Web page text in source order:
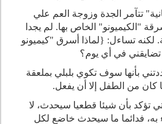
تتآمر الجدة وزوجة العم علي
سرقة "الكيميونو" الخاص بها. لم يجدا
لكنه تساءل: {لماذا أسرق "كيميونو
تضايقني في أي يوم؟
بأنها سوف تكوي بلبلي بملعقة
كان من الطفل إلا أن يفعل.
تؤكد بأن شيئا قطعيا سيحدث، لا
به، فدائما ما سيحدث خاضع لكل